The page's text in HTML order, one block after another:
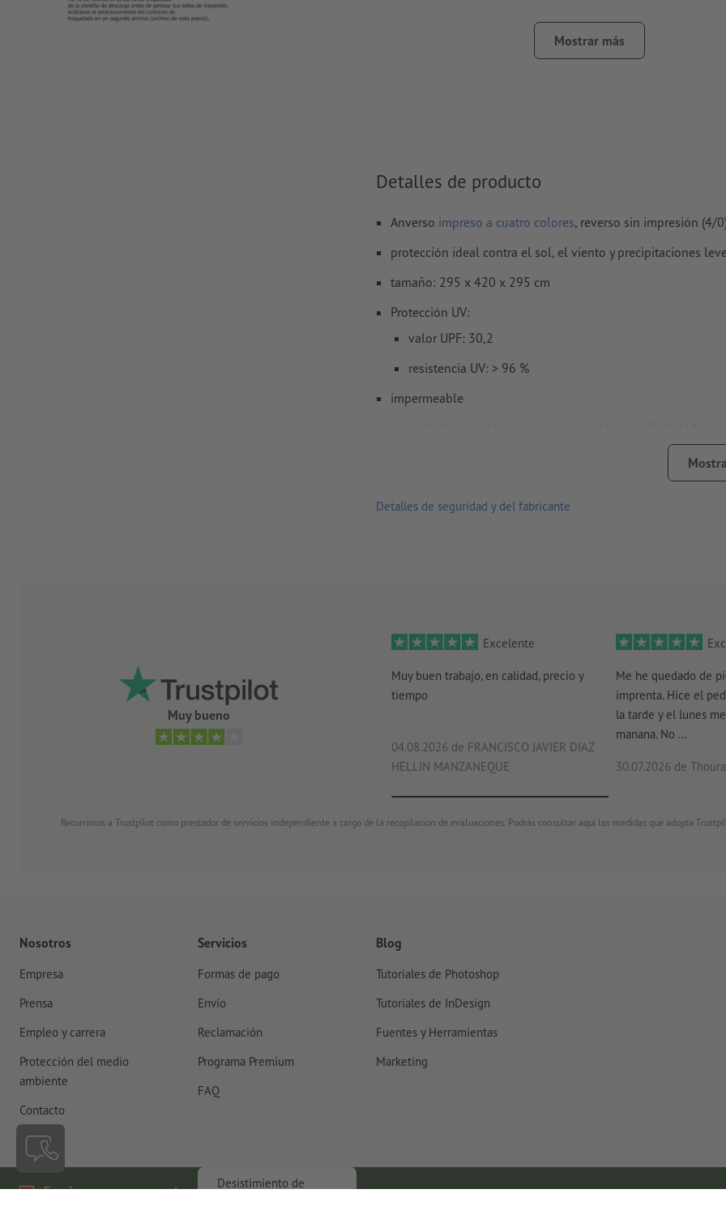
faltas de ortografía y de sintaxis
ajustes de sobreimpresión
Mostrar más
Detalles de producto
Anverso impreso a cuatro colores, reverso sin impresión (4/
protección ideal contra el sol, el viento y precipitaciones
tamaño: 295 x 420 x 295 cm
Protección UV:
valor UPF: 30,2
resistencia UV: > 96 %
impermeable
provisto de cinta para banderas perimetral y ojales en las
técnica de impresión: tinta pigmentada base acuosa
Detalles de seguridad y del fabricante
Muy bueno
Excelente
Muy buen trabajo, en calidad, precio y
tiempo
04.08.2026 de FRANCISCO JAVIER DIAZ
HELLIN MANZANEQUE
Me he quedado de
imprenta. Hice el
la tarde y el lunes
manana. No ...
30.07.2026 de
Recurrimos a Trustpilot como prestador de servicios independiente a cargo de la recopilación de evaluaciones. Podrás consultar aquí las medidas que adopta
Nosotros
Empresa
Prensa
Empleo y carrera
Protección del medio
ambiente
Contacto
Servicios
Formas de pago
Envío
Reclamación
Programa Premium
FAQ
Blog
Tutoriales de Photoshop
Tutoriales de InDesign
Fuentes y Herramientas
Marketing
España
Desistimiento de